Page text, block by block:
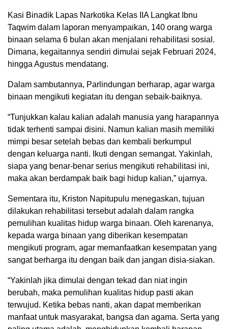
Kasi Binadik Lapas Narkotika Kelas IIA Langkat Ibnu
Taqwim dalam laporan menyampaikan, 140 orang warga
binaan selama 6 bulan akan menjalani rehabilitasi sosial.
Dimana, kegaitannya sendiri dimulai sejak Februari 2024,
hingga Agustus mendatang.
Dalam sambutannya, Parlindungan berharap, agar warga
binaan mengikuti kegiatan itu dengan sebaik-baiknya.
“Tunjukkan kalau kalian adalah manusia yang harapannya
tidak terhenti sampai disini. Namun kalian masih memiliki
mimpi besar setelah bebas dan kembali berkumpul
dengan keluarga nanti. Ikuti dengan semangat. Yakinlah,
siapa yang benar-benar serius mengikuti rehabilitasi ini,
maka akan berdampak baik bagi hidup kalian,” ujarnya.
Sementara itu, Kriston Napitupulu menegaskan, tujuan
dilakukan rehabilitasi tersebut adalah dalam rangka
pemulihan kualitas hidup warga binaan. Oleh karenanya,
kepada warga binaan yang diberikan kesempatan
mengikuti program, agar memanfaatkan kesempatan yang
sangat berharga itu dengan baik dan jangan disia-siakan.
“Yakinlah jika dimulai dengan tekad dan niat ingin
berubah, maka pemulihan kualitas hidup pasti akan
terwujud. Ketika bebas nanti, akan dapat memberikan
manfaat untuk masyarakat, bangsa dan agama. Serta yang